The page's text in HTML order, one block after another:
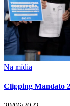
Na mídia
Clipping Mandato